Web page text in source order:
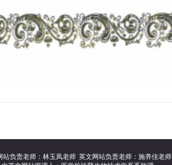
站负责老师：林玉凤老师 英文网站负责老师：施养佳老师